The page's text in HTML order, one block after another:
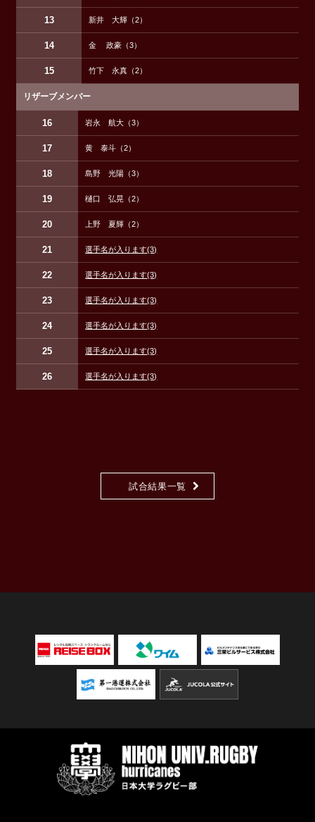
13 新井 大輝（2）
14 金 政豪（3）
15 竹下 永真（2）
リザーブメンバー
16 岩永 航大（3）
17 黄 泰斗（2）
18 島野 光陽（3）
19 樋口 弘晃（2）
20 上野 夏輝（2）
21 選手名が入ります(3)
22 選手名が入ります(3)
23 選手名が入ります(3)
24 選手名が入ります(3)
25 選手名が入ります(3)
26 選手名が入ります(3)
試合結果一覧